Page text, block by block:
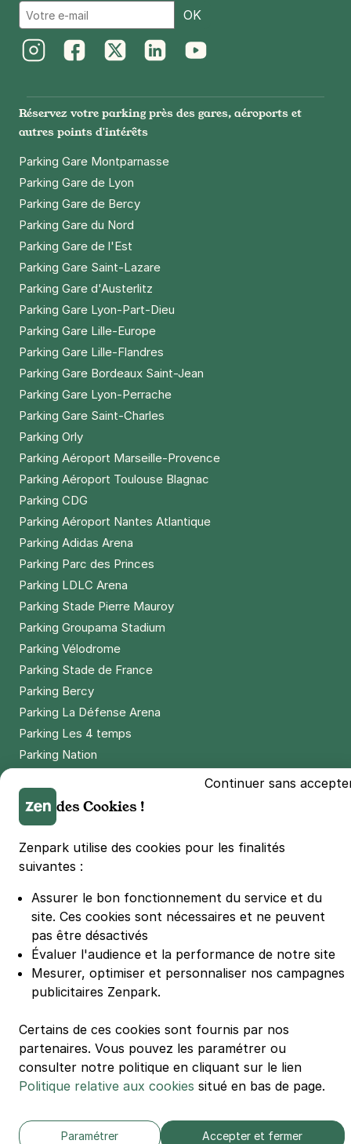
OK
Réservez votre parking près des gares, aéroports et
autres points d'intérêts
Parking Gare Montparnasse
Parking Gare de Lyon
Parking Gare de Bercy
Parking Gare du Nord
Parking Gare de l'Est
Parking Gare Saint-Lazare
Parking Gare d'Austerlitz
Parking Gare Lyon-Part-Dieu
Parking Gare Lille-Europe
Parking Gare Lille-Flandres
Parking Gare Bordeaux Saint-Jean
Parking Gare Lyon-Perrache
Parking Gare Saint-Charles
Parking Orly
Parking Aéroport Marseille-Provence
Parking Aéroport Toulouse Blagnac
Parking CDG
Parking Aéroport Nantes Atlantique
Parking Adidas Arena
Parking Parc des Princes
Parking LDLC Arena
Parking Stade Pierre Mauroy
Parking Groupama Stadium
Parking Vélodrome
Parking Stade de France
Parking Bercy
Parking La Défense Arena
Parking Les 4 temps
Parking Nation
Parking Lille Grand Palais
Parking Euralille
Parking Casino Barrière Lille
consommation de 20%
#SeDéplacerMoinsPolluer
© Zenpark 2012 - 2026 - Tous droits réservés - Fabriqué avec soin à
Rennes et Paris
Continuer sans
des Cookies !
Zenpark utilise des cookies pour les finalités
suivantes :
Assurer le bon fonctionnement du service et du
site. Ces cookies sont nécessaires et ne peuvent
pas être désactivés
Évaluer l'audience et la performance de notre site
Mesurer, optimiser et personnaliser nos campagnes
publicitaires Zenpark.
Certains de ces cookies sont fournis par nos
partenaires. Vous pouvez les paramétrer ou
consulter notre politique en cliquant sur le lien
Politique relative aux cookies situé en bas de page.
Paramétrer Accepter et fermer